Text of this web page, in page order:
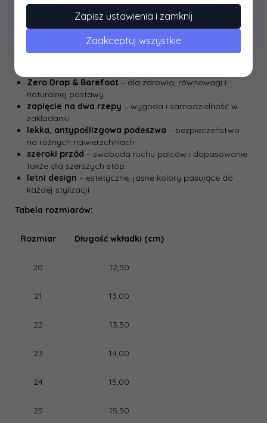
zasady z dziecięcą estetyką i wygodą.
Dlaczego warto wybraćsandały D.D.step G076-51334C
Zero Drop & Barefoot – dla zdrowia, równowagi i
naturalnej postawy
zapięcie na dwa rzepy – wygoda i samodzielność w
zakładaniu
lekka, antypoślizgowa podeszwa – bezpieczeństwo
na różnych nawierzchniach
szeroki przód – swoboda ruchu palców i dopasowanie
także dla szerszych stóp
letni design – estetyczne, jasne kolory pasujące do
każdej stylizacji
Tabela rozmiarów:
Rozmiar Długość wkładki (cm)
20 12,50
21 13,00
22 13,50
23 14,00
24 15,00
25 15,50
Zapisz ustawienia i zamknij
Zaakceptuj wszystkie